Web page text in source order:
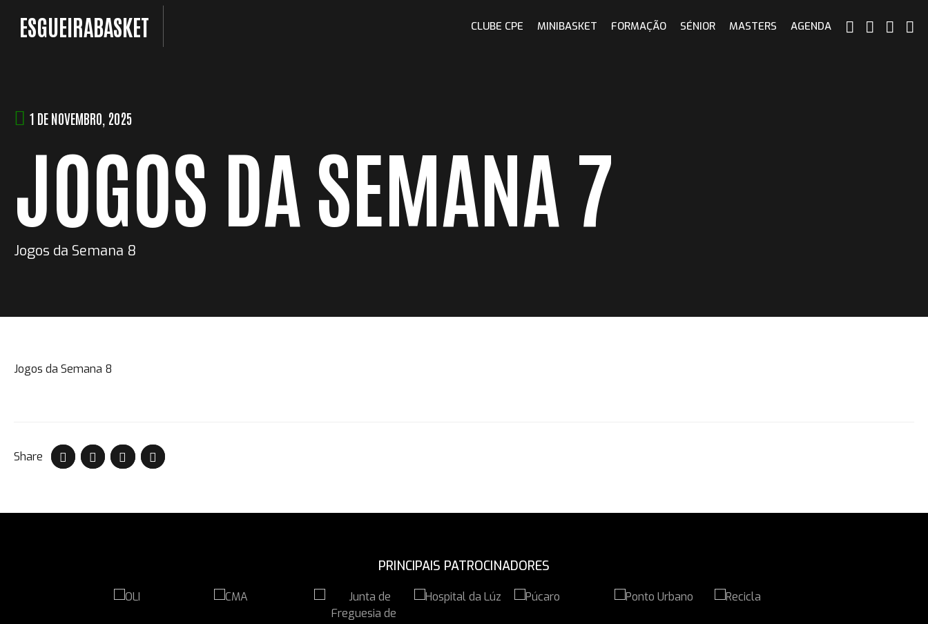
content
ESGUEIRABASKET CLUBE CPE MINIBASKET FORMAÇÃO SÉNIOR MASTERS AGENDA
1 DE NOVEMBRO, 2025
JOGOS DA SEMANA 7
Jogos da Semana 8
Jogos da Semana 8
Share
PRINCIPAIS PATROCINADORES